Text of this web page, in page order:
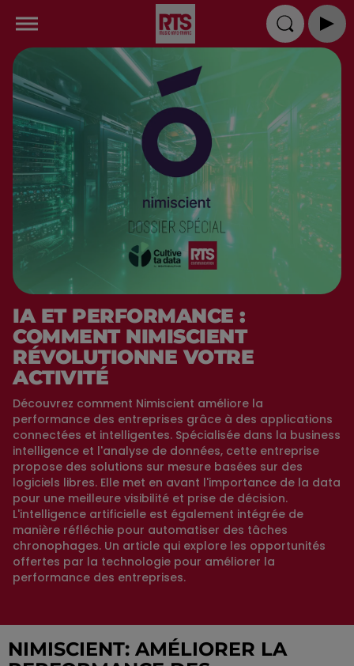
IA ET PERFORMANCE :
COMMENT NIMISCIENT
RÉVOLUTIONNE VOTRE
ACTIVITÉ
Découvrez comment Nimiscient améliore la
performance des entreprises grâce à des applications
connectées et intelligentes. Spécialisée dans la business
intelligence et l'analyse de données, cette entreprise
propose des solutions sur mesure basées sur des
logiciels libres. Elle met en avant l'importance de la data
pour une meilleure visibilité et prise de décision.
L'intelligence artificielle est également intégrée de
manière réfléchie pour automatiser des tâches
chronophages. Un article qui explore les opportunités
offertes par la technologie pour améliorer la
performance des entreprises.
NIMISCIENT: AMÉLIORER LA